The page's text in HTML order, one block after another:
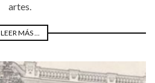
artes.
LEER MÁS ...